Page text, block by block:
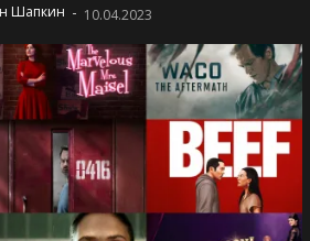
Шапкин - 10.04.2023